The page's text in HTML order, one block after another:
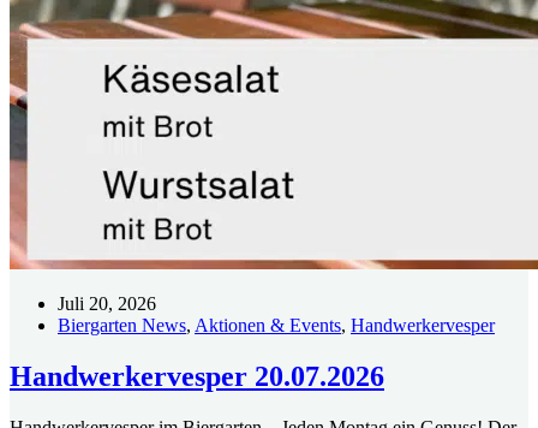
Juli 20, 2026
Biergarten News, Aktionen & Events, Handwerkervesper
Handwerkervesper 20.07.2026